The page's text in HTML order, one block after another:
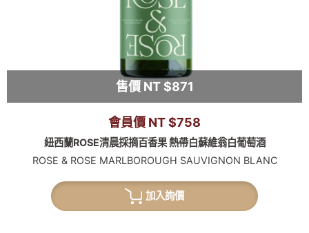
售價 NT $871
會員價 NT $758
紐西蘭ROSE清晨採摘百香果 熱帶白蘇維翁白葡萄酒
ROSE & ROSE MARLBOROUGH SAUVIGNON BLANC
加入詢價